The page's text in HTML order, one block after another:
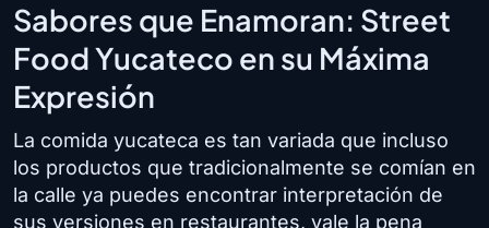
Sabores que Enamoran: Street
Food Yucateco en su Máxima
Expresión
La comida yucateca es tan variada que incluso
los productos que tradicionalmente se comían en
la calle ya puedes encontrar interpretación de
sus versiones en restaurantes, vale la pena